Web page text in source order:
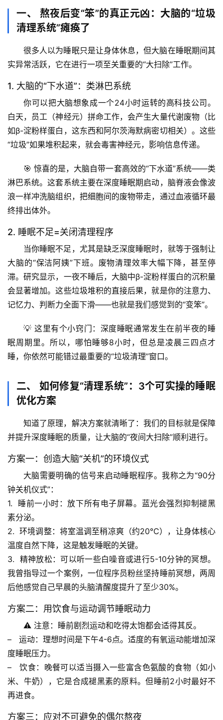
首
列
表
自
然
万
一、 熬夜后变“笨”的真正元凶：大脑的“垃圾
清理系统”瘫痪了
很多人以为睡眠只是让身体休息，但大脑在睡眠期间其
实异常活跃，它在进行一项至关重要的“大扫除”工作。
1. 大脑的“下水道”：类淋巴系统
你可以把大脑想象成一个24小时运转的高科技公司。
白天，员工（神经元）拼命工作，会产生大量代谢废物（比
如β-淀粉样蛋白，这东西和阿尔茨海默病密切相关）。这些
“垃圾”如果堆积起来，就会毒害神经元，影响信息传递。
🎯 惊喜的是，大脑自带一套高效的“下水道”系统——类
淋巴系统。这套系统主要在深度睡眠期启动，脑脊液会像波
浪一样冲洗脑组织，把细胞间的废物带走，通过血液循环最
终排出体外。
2. 睡眠不足=关闭清理程序
当你睡眠不足，尤其是缺乏深度睡眠时，就等于强制让
大脑的“保洁阿姨”下班。废物清理效率大幅下降，甚至停
滞。研究显示，一夜不睡后，大脑中β-淀粉样蛋白的沉积量
会显著增加。这些垃圾堆积的直接后果，就是你的注意力、
记忆力、判断力全面下滑——也就是我们感觉到的“变笨”。
💡 这里有个小窍门 ：深度睡眠通常发生在前半夜的睡
眠周期里。所以， 哪怕睡够8小时，但总是凌晨三四点才
睡，你依然可能错过最重要的“垃圾清理”窗口。
二、 如何修复“清理系统”：3个可实操的睡眠
优化方案
知道了原理，解决方案就清晰了：我们的目标就是保障
并提升深度睡眠的质量，让大脑的“夜间大扫除”顺利进行。
方案一：创造大脑“关机”的环境仪式
大脑需要明确的信号来启动睡眠程序。我称之为“90分
钟关机仪式”：
1. 睡前一小时 ：放下所有电子屏幕。蓝光会强烈抑制褪黑
素分泌。
2. 环境调整：将室温调至稍凉爽（约20℃），让身体核心
温度自然下降，这是触发睡眠的关键。
3. 精神放松：可以听一些白噪音或进行5-10分钟的冥想。
我曾指导过一个案例，一位程序员粉丝坚持睡前冥想，两周
后他感觉自己早晨的头脑清醒度提升了至少30%。
方案二：用饮食与运动调节睡眠动力
⚠️ 注意 ：睡前剧烈运动和吃得太饱都会适得其反。
– 运动：理想时间是下午4-6点。适度的有氧运动能增加深
度睡眠压力。
– 饮食：晚餐可以适当摄入一些富含色氨酸的食物（如小
米、牛奶），它是合成褪黑素的原料。但睡前2小时最好不
再进食。
方案三：应对不可避免的偶尔熬夜